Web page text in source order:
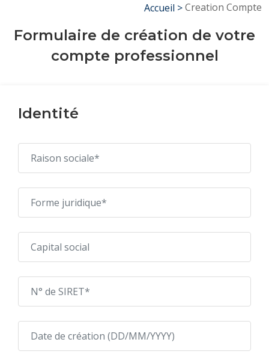
Accueil >Creation Compte
Formulaire de création de votre
compte professionnel
Identité